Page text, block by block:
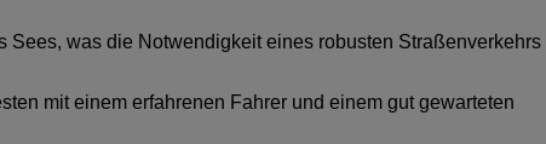
Sees, was die Notwendigkeit eines robusten Straßenverkehrs
mit einem erfahrenen Fahrer und einem gut gewarteten